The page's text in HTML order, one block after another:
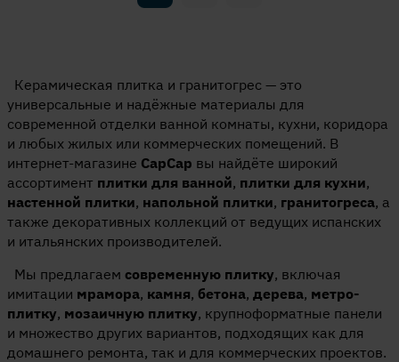
Керамическая плитка и гранитогрес — это
универсальные и надёжные материалы для
современной отделки ванной комнаты, кухни, коридора
и любых жилых или коммерческих помещений. В
интернет-магазине CapCap вы найдёте широкий
ассортимент плитки для ванной, плитки для кухни,
настенной плитки, напольной плитки, гранитогреса, а
также декоративных коллекций от ведущих испанских
и итальянских производителей.
Мы предлагаем современную плитку, включая
имитации мрамора, камня, бетона, дерева, метро-
плитку, мозаичную плитку, крупноформатные панели
и множество других вариантов, подходящих как для
домашнего ремонта, так и для коммерческих проектов.